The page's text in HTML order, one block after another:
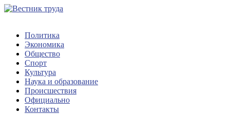
Политика
Экономика
Общество
Спорт
Культура
Наука и образование
Происшествия
Официально
Контакты